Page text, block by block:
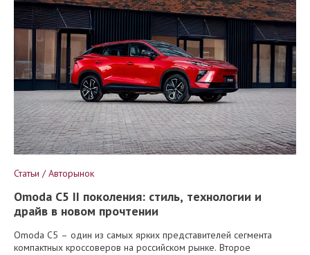
Статьи / Авторынок
Omoda C5 II поколения: стиль, технологии и
драйв в новом прочтении
Omoda C5 – один из самых ярких представителей сегмента
компактных кроссоверов на российском рынке. Второе